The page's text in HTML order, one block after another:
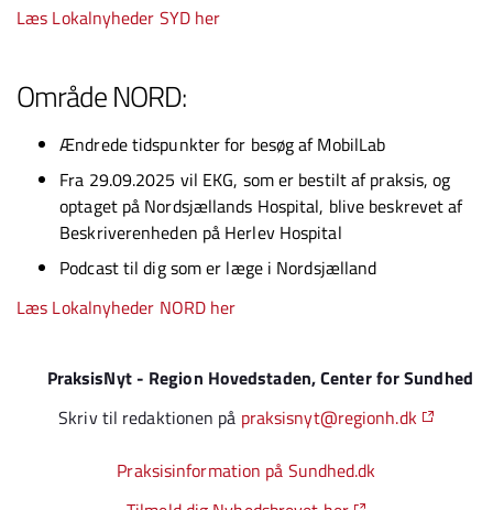
Læs Lokalnyheder SYD her
Område NORD:
Ændrede tidspunkter for besøg af MobilLab
Fra 29.09.2025 vil EKG, som er bestilt af praksis, og
optaget på Nordsjællands Hospital, blive beskrevet af
Beskriverenheden på Herlev Hospital
Podcast til dig som er læge i Nordsjælland
Læs Lokalnyheder NORD her
PraksisNyt - Region Hovedstaden, Center for Sundhed
Skriv til redaktionen på praksisnyt@regionh.dk
Praksisinformation på Sundhed.dk